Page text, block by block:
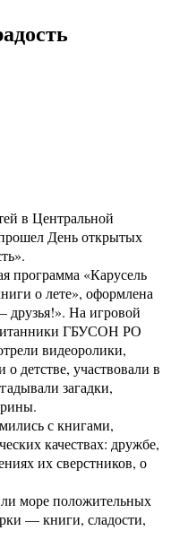
в Центральной
День открытых
программа «Карусель
о лете», оформлена
друзья!». На игровой
ГБУСОН РО
видеоролики,
детстве, участвовали в
загадки,
с книгами,
качествах: дружбе,
их сверстников, о
море положительных
— книги, сладости,